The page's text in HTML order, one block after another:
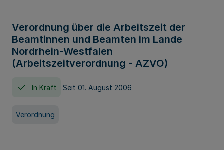
Verordnung über die Arbeitszeit der
Beamtinnen und Beamten im Lande
Nordrhein-Westfalen
(Arbeitszeitverordnung - AZVO)
In Kraft Seit 01. August 2006
Verordnung